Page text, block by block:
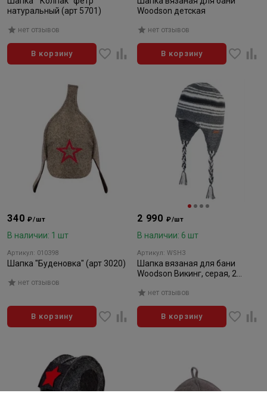
натуральный (арт 5701)
нет отзывов
В корзину
Woodson детская
нет отзывов
В корзину
340₽/шт
В наличии: 1 шт
Артикул: 010398
Шапка "Буденовка" (арт 3020)
нет отзывов
В корзину
2 990 ₽/шт
В наличии: 6 шт
Артикул: WSH3
Шапка вязаная для бани
Woodson Викинг, серая, 2
нет отзывов
В корзину